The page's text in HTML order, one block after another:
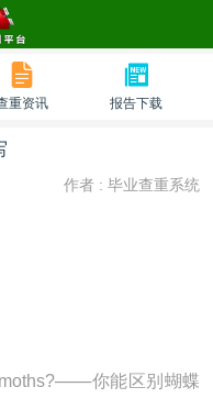
重资讯 报告下载
作者 : 毕业查重系统
你能区别蝴蝶